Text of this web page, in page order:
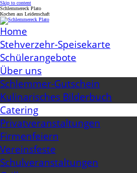
Skip to content
Schlemmereck Plato
Kochen aus Leidenschaft
Home
Stehverzehr-Speisekarte
Schülerangebote
Über uns
Schlemmer-Gutschein
Kulinarisches Bilderbuch
Catering
Privatveranstaltungen
Firmenfeiern
Vereinsfeste
Schulveranstaltungen